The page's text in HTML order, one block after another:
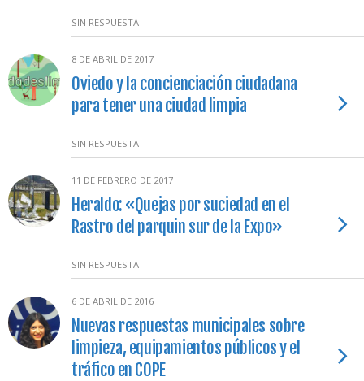
SIN RESPUESTA
8 DE ABRIL DE 2017
Oviedo y la concienciación ciudadana
para tener una ciudad limpia
SIN RESPUESTA
11 DE FEBRERO DE 2017
Heraldo: «Quejas por suciedad en el
Rastro del parquin sur de la Expo»
SIN RESPUESTA
6 DE ABRIL DE 2016
Nuevas respuestas municipales sobre
limpieza, equipamientos públicos y el
tráfico en COPE